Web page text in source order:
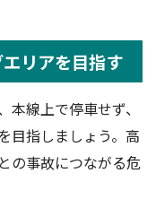
リアを目指す
線上で停車せず、
目指しましょう。高
の事故につながる危